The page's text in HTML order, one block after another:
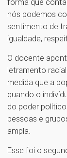
nós podemos
sentimento de
igualdade,
O docente
letramento
medida que a
quando o
do poder
pessoas e
ampla.
Esse foi o